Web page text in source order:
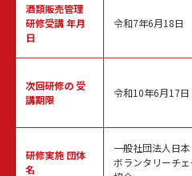
酒類販売管理
研修受講 年月
日
次回研修の受
講期限
研修実施 団体
名
令和7年6月18日
令和10年6月17日
一般社団法人日本
ボランタリーチェ